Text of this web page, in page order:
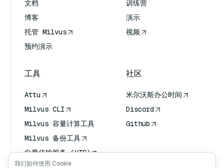
文档
博客
托管 Milvus
预约演示
训练营
演示
视频
工具
Attu
Milvus CLI
Milvus 容量计算工具
Milvus 备份工具
向量传输服务 (VTS)
社区
米尔沃斯办公时间
Discord
Github
我们如何使用 Cookie